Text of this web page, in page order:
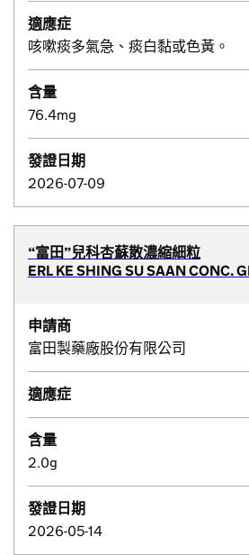
適應症
咳嗽痰多氣急、痰白黏或色黃。
含量
76.4mg
發證日期
2026-07-09
“富田”兒科杏蘇散濃縮細粒
ERL KE SHING SU SAAN CONC.
申請商
富田製藥廠股份有限公司
適應症
含量
2.0g
發證日期
2026-05-14